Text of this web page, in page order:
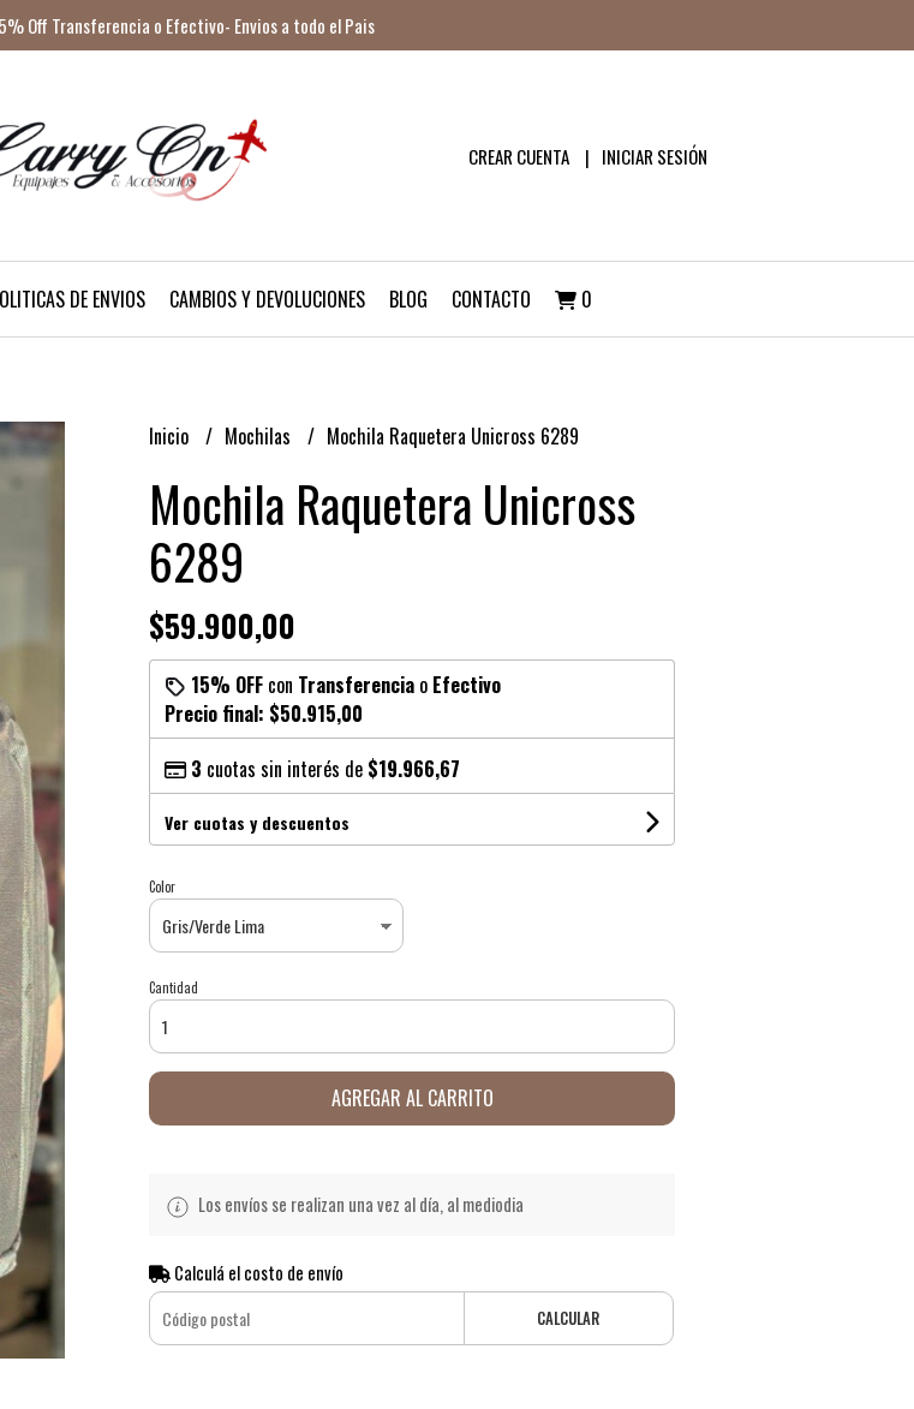
Off Transferencia o Efectivo- Envios a todo el Pais
CREAR CUENTA INICIAR SESIÓN
DE ENVIOS CAMBIOS Y DEVOLUCIONES BLOG CONTACTO 0
Inicio Mochilas Mochila Raquetera Unicross 6289
Mochila Raquetera Unicross
6289
$59.900,00
15% OFF con Transferencia o Efectivo
Precio final: $50.915,00
3 cuotas sin interés de $19.966,67
Ver cuotas y descuentos
Color
Cantidad
AGREGAR AL CARRITO
Los envíos se realizan una vez al día, al mediodia
Calculá el costo de envío
CALCULAR